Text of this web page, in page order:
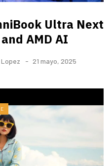
Ultra ​Next
AMD AI
Lopez 21 mayo, 2025